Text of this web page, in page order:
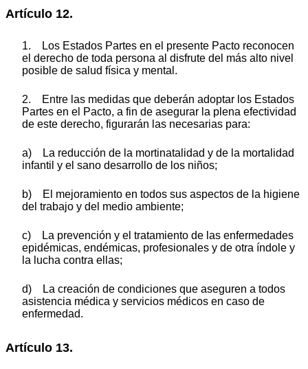
Artículo 12.
1. Los Estados Partes en el presente Pacto reconocen
el derecho de toda persona al disfrute del más alto nivel
posible de salud física y mental.
2. Entre las medidas que deberán adoptar los Estados
Partes en el Pacto, a fin de asegurar la plena efectividad
de este derecho, figurarán las necesarias para:
a) La reducción de la mortinatalidad y de la mortalidad
infantil y el sano desarrollo de los niños;
b) El mejoramiento en todos sus aspectos de la higiene
del trabajo y del medio ambiente;
c) La prevención y el tratamiento de las enfermedades
epidémicas, endémicas, profesionales y de otra índole y
la lucha contra ellas;
d) La creación de condiciones que aseguren a todos
asistencia médica y servicios médicos en caso de
enfermedad.
Artículo 13.